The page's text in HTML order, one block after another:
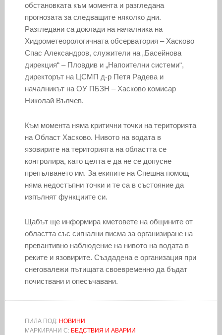
обстановката към момента и разгледана
прогнозата за следващите няколко дни.
Разгледани са доклади на началника на
Хидрометеорологичната обсерватория – Хасково
Спас Александров, служители на „Басейнова
дирекция“ – Пловдив и „Напоителни системи“,
директорът на ЦСМП д-р Петя Радева и
началникът на ОУ ПБЗН – Хасково комисар
Николай Вълчев.
Към момента няма критични точки на територията
на Област Хасково. Нивото на водата в
язовирите на територията на областта се
контролира, като целта е да не се допусне
препълването им. За екипите на Спешна помощ
няма недостъпни точки и те са в състояние да
изпълнят функциите си.
Щабът ще информира кметовете на общините от
областта със сигнални писма за организиране на
превантивно наблюдение на нивото на водата в
реките и язовирите. Създадена е организация при
снеговалежи пътищата своевременно да бъдат
почиствани и опесъчавани.
ПИЛА ПОД: НОВИНИ
МАРКИРАНИ С: БЕДСТВИЯ И АВАРИИ